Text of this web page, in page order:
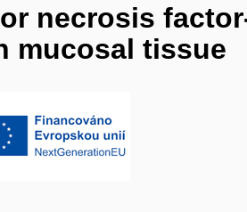
necrosis
mucosal tissue